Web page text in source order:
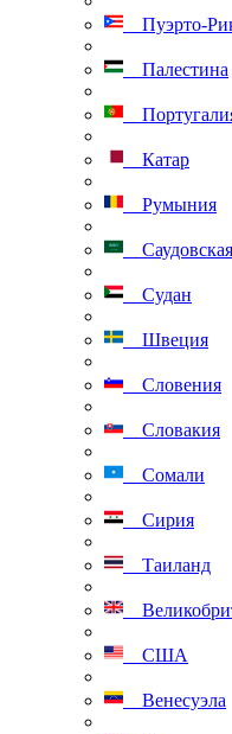
Пуэрто-
Палестина
Катар
Румыния
Судан
Швеция
Словения
Словакия
Сомали
Сирия
Таиланд
США
Венесуэла